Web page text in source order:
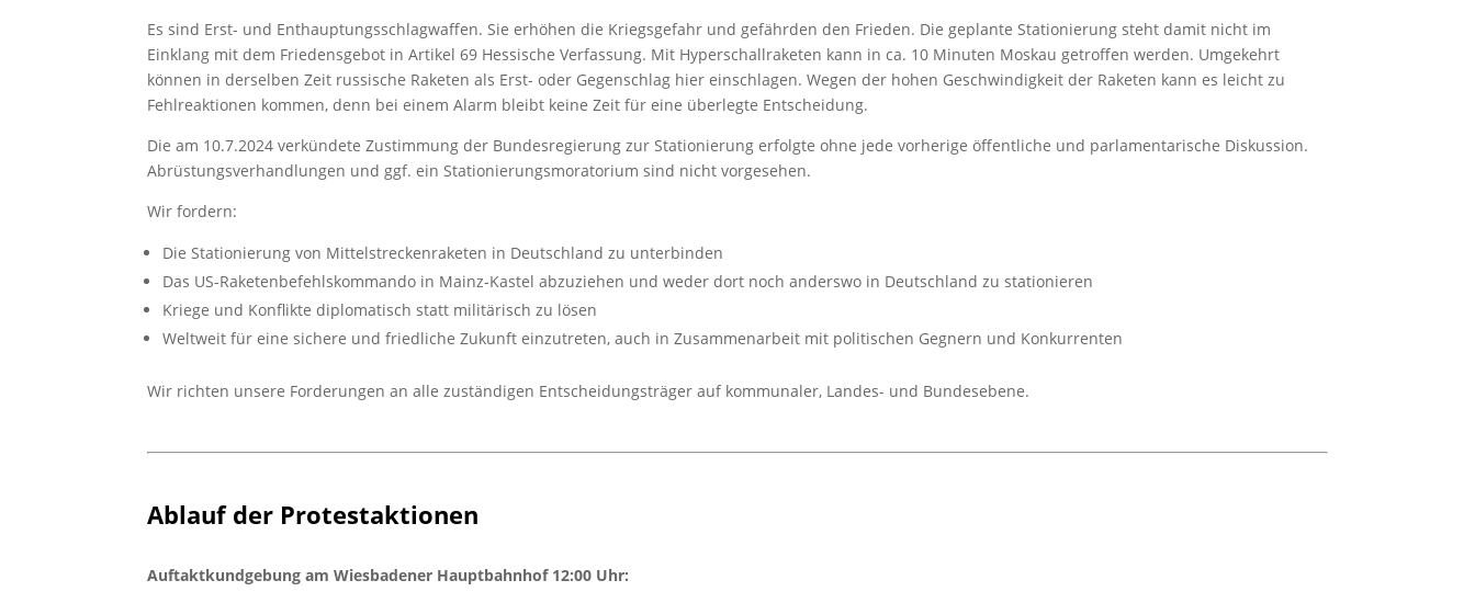
Es sind Erst- und Enthauptungsschlagwaffen. Sie erhöhen die Kriegsgefahr und gefährden den Frieden. Die geplante Stationierung steht damit nicht im
Einklang mit dem Friedensgebot in Artikel 69 Hessische Verfassung. Mit Hyperschallraketen kann in ca. 10 Minuten Moskau getroffen werden. Umgekehrt
können in derselben Zeit russische Raketen als Erst- oder Gegenschlag hier einschlagen. Wegen der hohen Geschwindigkeit der Raketen kann es leicht zu
Fehlreaktionen kommen, denn bei einem Alarm bleibt keine Zeit für eine überlegte Entscheidung.
Die am 10.7.2024 verkündete Zustimmung der Bundesregierung zur Stationierung erfolgte ohne jede vorherige öffentliche und parlamentarische Diskussion.
Abrüstungsverhandlungen und ggf. ein Stationierungsmoratorium sind nicht vorgesehen.
Wir fordern:
Die Stationierung von Mittelstreckenraketen in Deutschland zu unterbinden
Das US-Raketenbefehlskommando in Mainz-Kastel abzuziehen und weder dort noch anderswo in Deutschland zu stationieren
Kriege und Konflikte diplomatisch statt militärisch zu lösen
Weltweit für eine sichere und friedliche Zukunft einzutreten, auch in Zusammenarbeit mit politischen Gegnern und Konkurrenten
Wir richten unsere Forderungen an alle zuständigen Entscheidungsträger auf kommunaler, Landes- und Bundesebene.
Ablauf der Protestaktionen
Auftaktkundgebung am Wiesbadener Hauptbahnhof 12:00 Uhr: